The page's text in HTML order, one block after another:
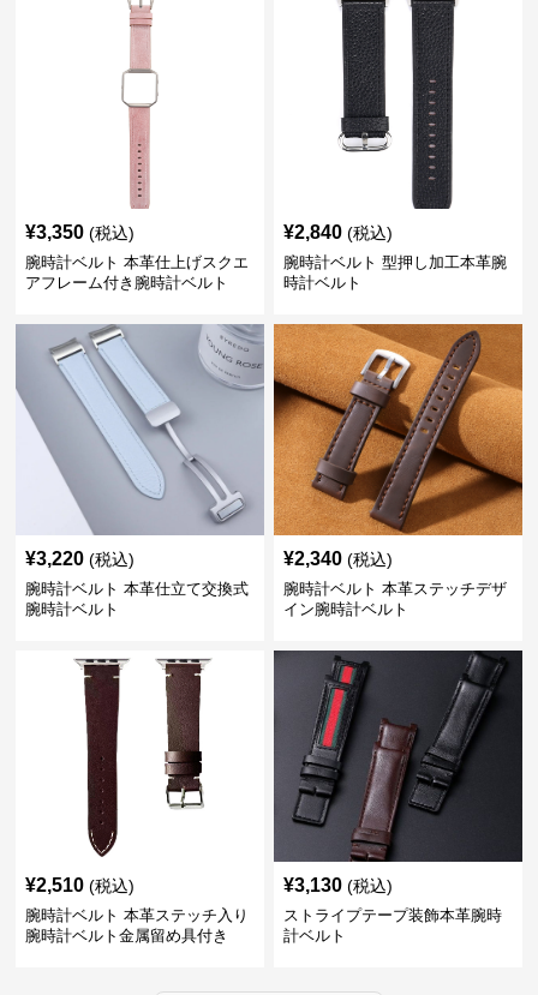
¥3,350 (税込)
腕時計ベルト 本革仕上げスクエ
アフレーム付き腕時計ベルト
¥2,840 (税込)
腕時計ベルト 型押し加工本革腕
時計ベルト
¥3,220 (税込)
腕時計ベルト 本革仕立て交換式
腕時計ベルト
¥2,340 (税込)
腕時計ベルト 本革ステッチデザ
イン腕時計ベルト
¥2,510 (税込)
腕時計ベルト 本革ステッチ入り
腕時計ベルト金属留め具付き
¥3,130 (税込)
ストライプテープ装飾本革腕時
計ベルト